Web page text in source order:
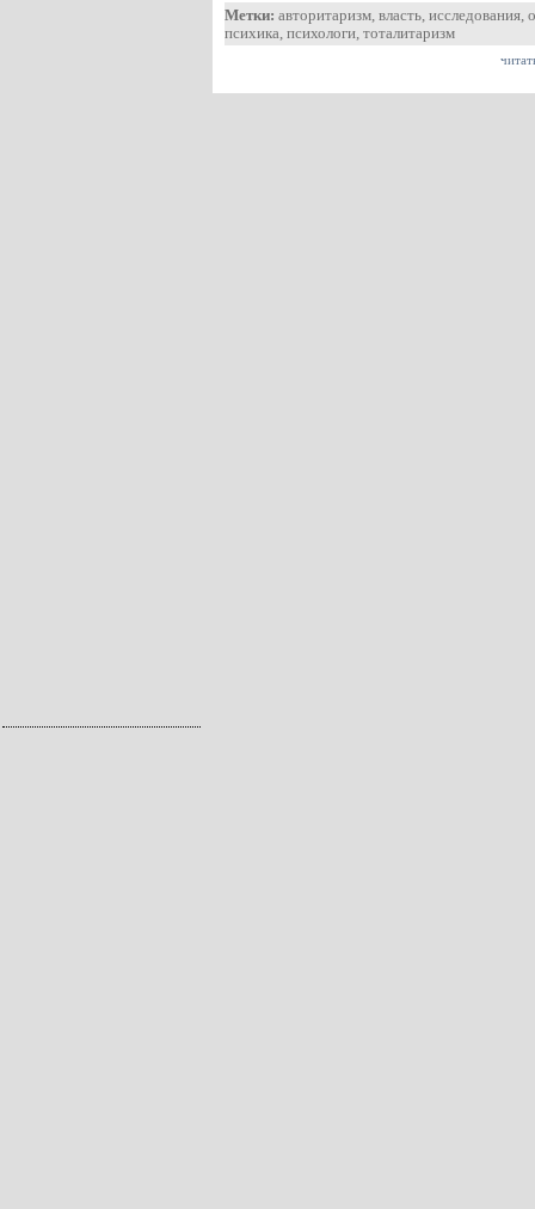
Метки: авторитаризм, власть, исследования,
психика, психологи, тоталитаризм